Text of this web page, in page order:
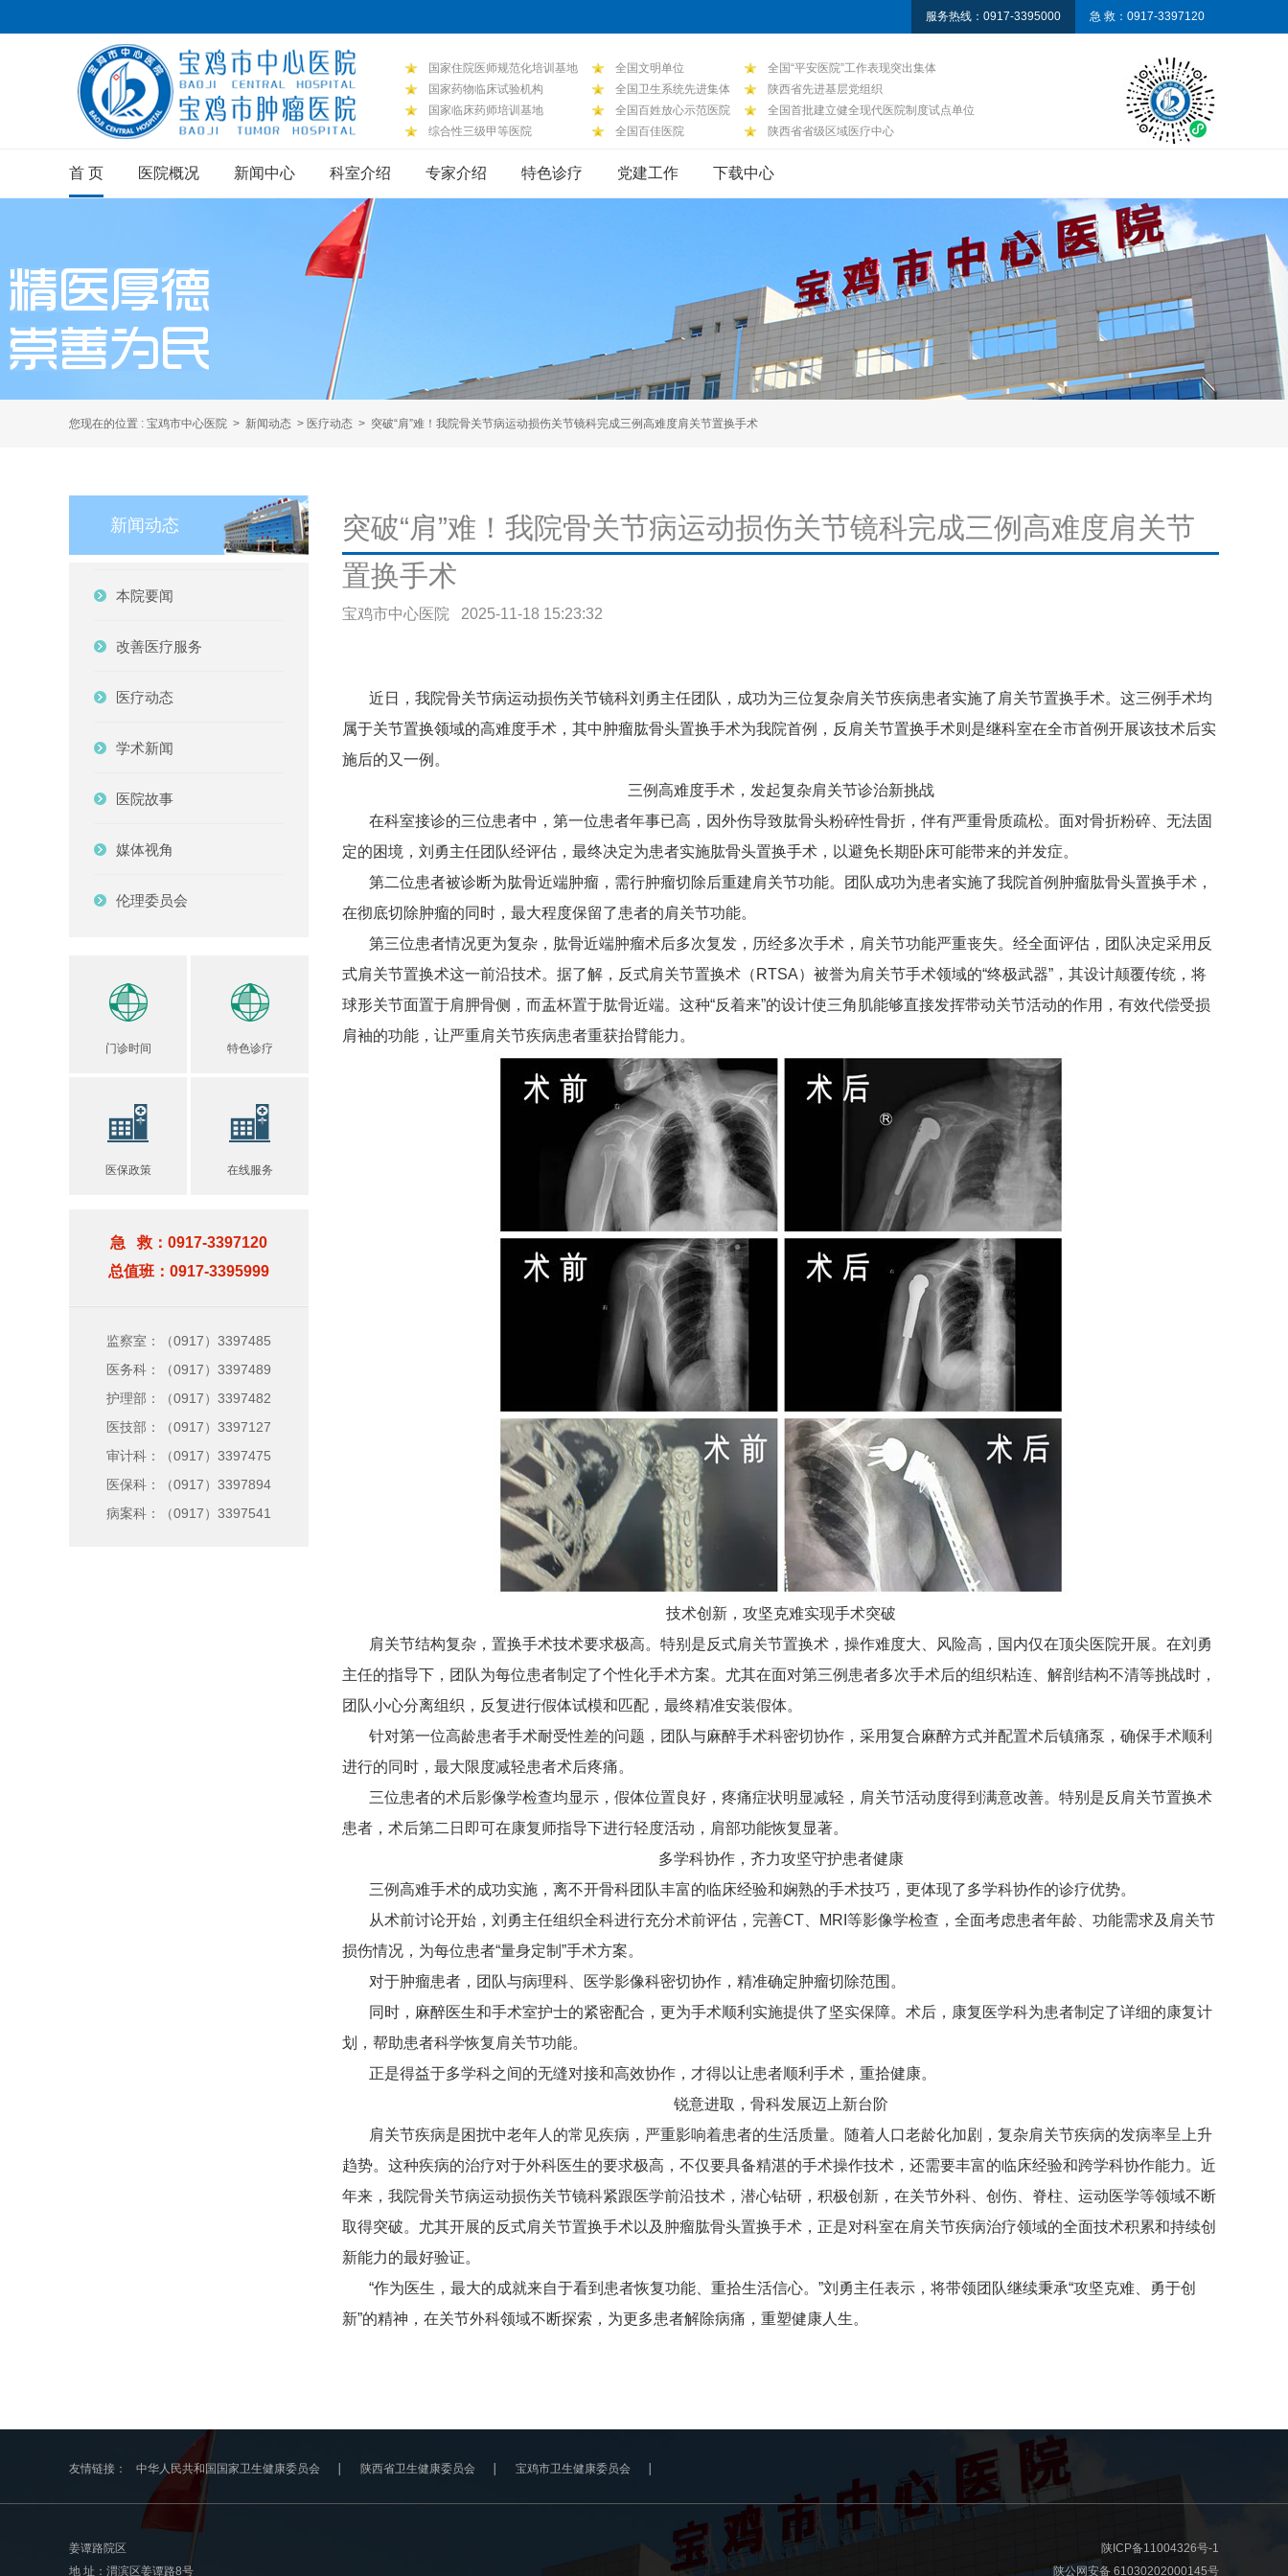
服务热线：0917-3395000 急 救：0917-3397120
国家住院医师规范化培训基地 全国文明单位
全国“平安医院”工作表现突出集体
国家药物临床试验机构
全国卫生系统先进集体
陕西省先进基层党组织
国家临床药师培训基地
全国百姓放心示范医院
全国首批建立健全现代医院制度试点单位
综合性三级甲等医院
全国百佳医院 陕西省省级区域医疗中心
首 页 医院概况 新闻中心 科室介绍 专家介绍 特色诊疗 党建工作 下载中心
您现在的位置 : 宝鸡市中心医院 > 新闻动态 > 医疗动态 > 突破“肩”难！我院骨关节病运动损伤关节镜科完成三例高难度肩关节置换手术
新闻动态
本院要闻
改善医疗服务
医疗动态
学术新闻
医院故事
媒体视角
伦理委员会
门诊时间 特色诊疗
医保政策 在线服务
急 救：0917-3397120
总值班：0917-3395999
监察室：（0917）3397485
医务科：（0917）3397489
护理部：（0917）3397482
医技部：（0917）3397127
审计科：（0917）3397475
医保科：（0917）3397894
病案科：（0917）3397541
突破“肩”难！我院骨关节病运动损伤关节镜科完成三例高难度肩关节
置换手术
宝鸡市中心医院 2025-11-18 15:23:32
近日，我院骨关节病运动损伤关节镜科刘勇主任团队，成功为三位复杂肩关节疾病患者实施了肩关节置换手术。这三例手术均
属于关节置换领域的高难度手术，其中肿瘤肱骨头置换手术为我院首例，反肩关节置换手术则是继科室在全市首例开展该技术后实
施后的又一例。
三例高难度手术，发起复杂肩关节诊治新挑战
在科室接诊的三位患者中，第一位患者年事已高，因外伤导致肱骨头粉碎性骨折，伴有严重骨质疏松。面对骨折粉碎、无法固
定的困境，刘勇主任团队经评估，最终决定为患者实施肱骨头置换手术，以避免长期卧床可能带来的并发症。
第二位患者被诊断为肱骨近端肿瘤，需行肿瘤切除后重建肩关节功能。团队成功为患者实施了我院首例肿瘤肱骨头置换手术，
在彻底切除肿瘤的同时，最大程度保留了患者的肩关节功能。
第三位患者情况更为复杂，肱骨近端肿瘤术后多次复发，历经多次手术，肩关节功能严重丧失。经全面评估，团队决定采用反
式肩关节置换术这一前沿技术。据了解，反式肩关节置换术（RTSA）被誉为肩关节手术领域的“终极武器”，其设计颠覆传统，将
球形关节面置于肩胛骨侧，而盂杯置于肱骨近端。这种“反着来”的设计使三角肌能够直接发挥带动关节活动的作用，有效代偿受损
肩袖的功能，让严重肩关节疾病患者重获抬臂能力。
技术创新，攻坚克难实现手术突破
肩关节结构复杂，置换手术技术要求极高。特别是反式肩关节置换术，操作难度大、风险高，国内仅在顶尖医院开展。在刘勇
主任的指导下，团队为每位患者制定了个性化手术方案。尤其在面对第三例患者多次手术后的组织粘连、解剖结构不清等挑战时，
团队小心分离组织，反复进行假体试模和匹配，最终精准安装假体。
针对第一位高龄患者手术耐受性差的问题，团队与麻醉手术科密切协作，采用复合麻醉方式并配置术后镇痛泵，确保手术顺利
进行的同时，最大限度减轻患者术后疼痛。
三位患者的术后影像学检查均显示，假体位置良好，疼痛症状明显减轻，肩关节活动度得到满意改善。特别是反肩关节置换术
患者，术后第二日即可在康复师指导下进行轻度活动，肩部功能恢复显著。
多学科协作，齐力攻坚守护患者健康
三例高难手术的成功实施，离不开骨科团队丰富的临床经验和娴熟的手术技巧，更体现了多学科协作的诊疗优势。
从术前讨论开始，刘勇主任组织全科进行充分术前评估，完善CT、MRI等影像学检查，全面考虑患者年龄、功能需求及肩关节
损伤情况，为每位患者“量身定制”手术方案。
对于肿瘤患者，团队与病理科、医学影像科密切协作，精准确定肿瘤切除范围。
同时，麻醉医生和手术室护士的紧密配合，更为手术顺利实施提供了坚实保障。术后，康复医学科为患者制定了详细的康复计
划，帮助患者科学恢复肩关节功能。
正是得益于多学科之间的无缝对接和高效协作，才得以让患者顺利手术，重拾健康。
锐意进取，骨科发展迈上新台阶
肩关节疾病是困扰中老年人的常见疾病，严重影响着患者的生活质量。随着人口老龄化加剧，复杂肩关节疾病的发病率呈上升
趋势。这种疾病的治疗对于外科医生的要求极高，不仅要具备精湛的手术操作技术，还需要丰富的临床经验和跨学科协作能力。近
年来，我院骨关节病运动损伤关节镜科紧跟医学前沿技术，潜心钻研，积极创新，在关节外科、创伤、脊柱、运动医学等领域不断
取得突破。尤其开展的反式肩关节置换手术以及肿瘤肱骨头置换手术，正是对科室在肩关节疾病治疗领域的全面技术积累和持续创
新能力的最好验证。
“作为医生，最大的成就来自于看到患者恢复功能、重拾生活信心。”刘勇主任表示，将带领团队继续秉承“攻坚克难、勇于创
新”的精神，在关节外科领域不断探索，为更多患者解除病痛，重塑健康人生。
友情链接： 中华人民共和国国家卫生健康委员会 陕西省卫生健康委员会 宝鸡市卫生健康委员会
姜谭路院区
地 址：渭滨区姜谭路8号
陕ICP备11004326号-1
陕公网安备 61030202000145号